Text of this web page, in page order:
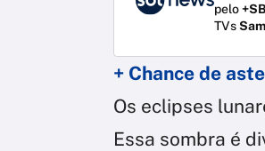
pelo
TVs
+ Chance de
Os eclipses
Essa sombra é